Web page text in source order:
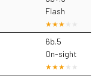
Flash
6b.5
On-sight